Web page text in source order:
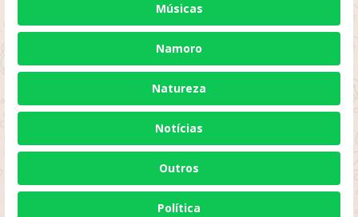
Músicas
Namoro
Natureza
Notícias
Outros
Política